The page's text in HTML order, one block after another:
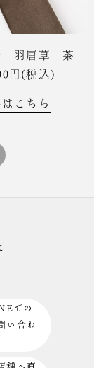
羽唐草 茶
円(税込)
こちら
での
い合わ